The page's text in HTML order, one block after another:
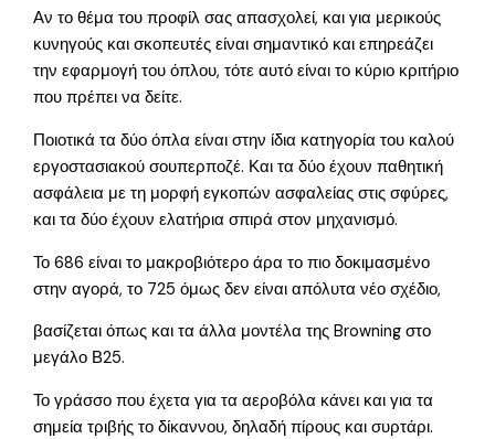
Αν το θέμα του προφίλ σας απασχολεί, και για μερικούς
κυνηγούς και σκοπευτές είναι σημαντικό και επηρεάζει
την εφαρμογή του όπλου, τότε αυτό είναι το κύριο κριτήριο
που πρέπει να δείτε.
Ποιοτικά τα δύο όπλα είναι στην ίδια κατηγορία του καλού
εργοστασιακού σουπερποζέ. Και τα δύο έχουν παθητική
ασφάλεια με τη μορφή εγκοπών ασφαλείας στις σφύρες,
και τα δύο έχουν ελατήρια σπιρά στον μηχανισμό.
Το 686 είναι το μακροβιότερο άρα το πιο δοκιμασμένο
στην αγορά, το 725 όμως δεν είναι απόλυτα νέο σχέδιο,
βασίζεται όπως και τα άλλα μοντέλα της Browning στο
μεγάλο Β25.
Το γράσσο που έχετα για τα αεροβόλα κάνει και για τα
σημεία τριβής το δίκαννου, δηλαδή πίρους και συρτάρι.